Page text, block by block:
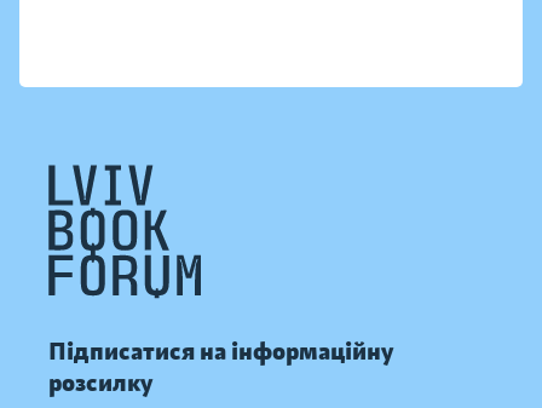
Підписатися на інформаційну
розсилку